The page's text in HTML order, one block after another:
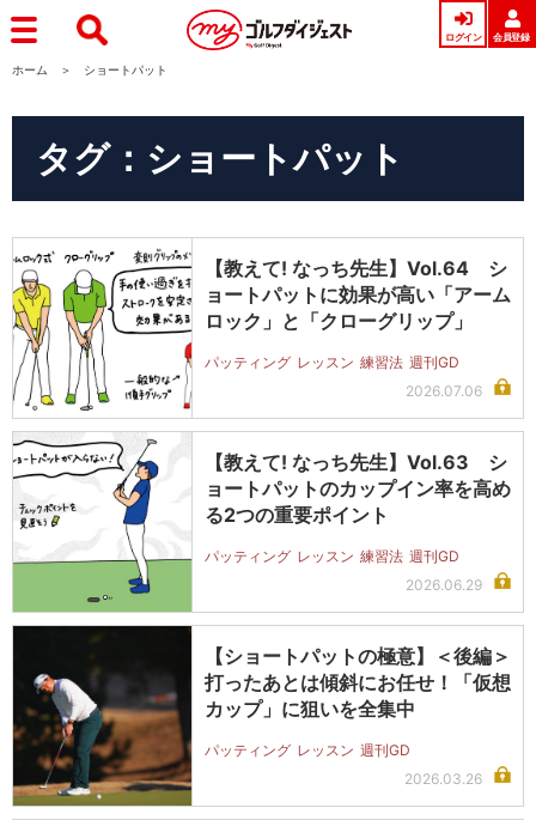
ログイン 会員登録
ホーム ショートパット
タグ：ショートパット
【教えて! なっち先生】Vol.64 シ
ョートパットに効果が高い「アーム
ロック」と「クローグリップ」
パッティング レッスン 練習法 週刊GD
2026.07.06
【教えて! なっち先生】Vol.63 シ
ョートパットのカップイン率を高め
る2つの重要ポイント
パッティング レッスン 練習法 週刊GD
2026.06.29
【ショートパットの極意】＜後編＞
打ったあとは傾斜にお任せ！「仮想
カップ」に狙いを全集中
パッティング レッスン 週刊GD
2026.03.26